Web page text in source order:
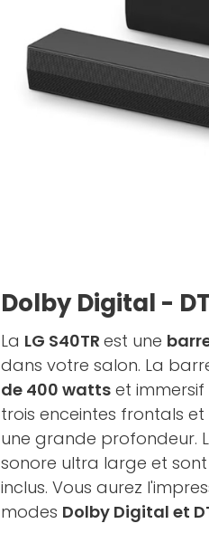
Dolby Digital -
La LG S40TR est une
dans votre salon. La
de 400 watts et immersif
trois enceintes frontals
une grande profondeur.
sonore ultra large et
inclus. Vous aurez
modes Dolby Digital et